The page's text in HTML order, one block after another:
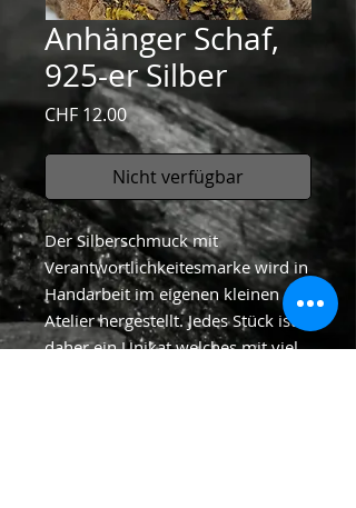
Anhänger Schaf,
925-er Silber
CHF 12.00Preis
Nicht verfügbar
Der Silberschmuck mit
Verantwortlichkeitesmarke wird in
Handarbeit im eigenen kleinen
Atelier hergestellt. Jedes Stück ist
daher ein Unikat welches mit viel